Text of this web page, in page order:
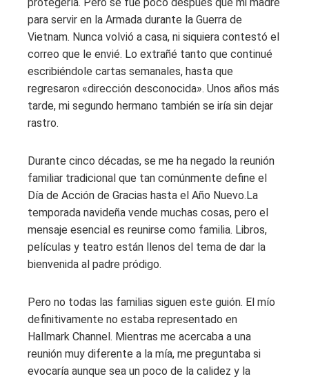
protegería. Pero se fue poco después que mi madre
para servir en la Armada durante la Guerra de
Vietnam. Nunca volvió a casa, ni siquiera contestó el
correo que le envié. Lo extrañé tanto que continué
escribiéndole cartas semanales, hasta que
regresaron «dirección desconocida». Unos años más
tarde, mi segundo hermano también se iría sin dejar
rastro.
Durante cinco décadas, se me ha negado la reunión
familiar tradicional que tan comúnmente define el
Día de Acción de Gracias hasta el Año Nuevo.La
temporada navideña vende muchas cosas, pero el
mensaje esencial es reunirse como familia. Libros,
películas y teatro están llenos del tema de dar la
bienvenida al padre pródigo.
Pero no todas las familias siguen este guión. El mío
definitivamente no estaba representado en
Hallmark Channel. Mientras me acercaba a una
reunión muy diferente a la mía, me preguntaba si
evocaría aunque sea un poco de la calidez y la